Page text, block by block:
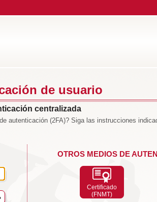
de usuario
centralizada
autenticación (2FA)? Siga las instrucciones
OTROS MEDIOS DE
Certificado
(FNMT)